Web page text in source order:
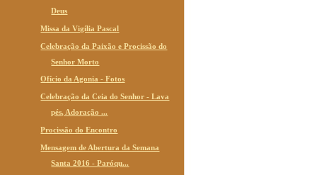
Deus
Missa da Vigília Pascal
Celebração da Paixão e Procissão do
Senhor Morto
Ofício da Agonia - Fotos
Celebração da Ceia do Senhor - Lava
pés, Adoração ...
Procissão do Encontro
Mensagem de Abertura da Semana
Santa 2016 - Paróqu...